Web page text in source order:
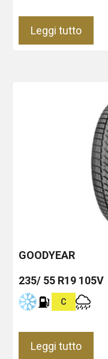
Leggi tutto
GOODYEAR
235/ 55 R19 105V
C
Leggi tutto